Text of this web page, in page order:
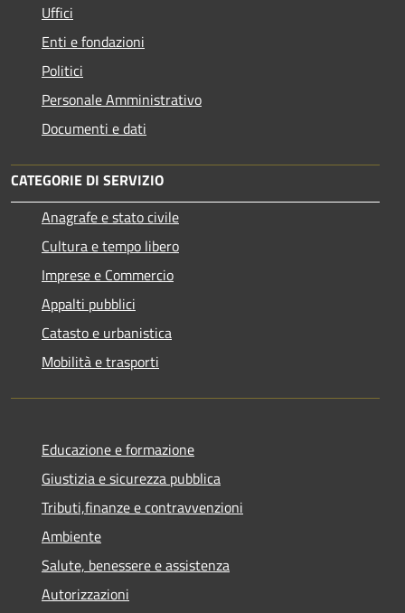
Uffici
Enti e fondazioni
Politici
Personale Amministrativo
Documenti e dati
CATEGORIE DI SERVIZIO
Anagrafe e stato civile
Cultura e tempo libero
Imprese e Commercio
Appalti pubblici
Catasto e urbanistica
Mobilità e trasporti
Educazione e formazione
Giustizia e sicurezza pubblica
Tributi,finanze e contravvenzioni
Ambiente
Salute, benessere e assistenza
Autorizzazioni